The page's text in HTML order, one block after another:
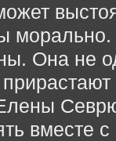
Она не
вместе с